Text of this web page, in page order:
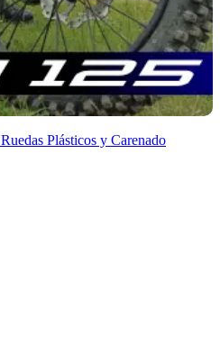
Ruedas Plásticos y Carenado